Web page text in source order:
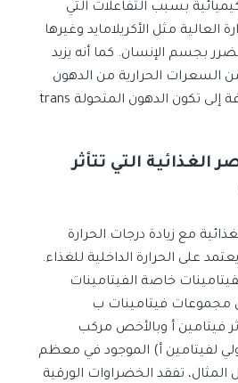
بسبب التفاعلات التي
العالية مثل الأكريلامايد وغيرها
بجسم الإنسان. كما أنه يزيد
السعرات الحرارية من الدهون
المشبعة تحديدًا، إضافة إلى تكون الدهون المتحولة trans
الغذائية التي تتأثر
مع زيادة درجات الحرارة
على الحرارة الداخلية للغذاء.
خاصة الفيتامينات
مجموعات فيتامينات ب
فيتامين أ وبالأخص مركب
لفيتامين أ) الموجود في معظم
تفقد الخضراوات الورقية